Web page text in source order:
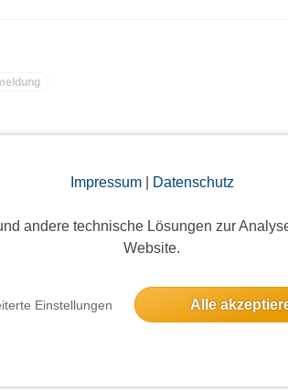
Impressum| Datenschutz
andere technische Lösungen zur
Website.
Einstellungen Alle